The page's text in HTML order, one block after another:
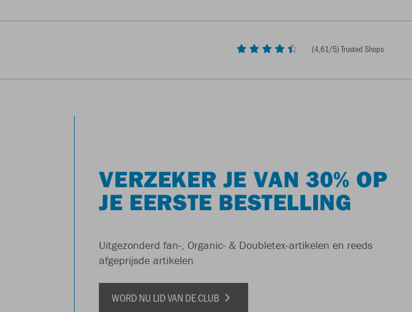
(4,61/5) Trusted Shops
VERZEKER JE VAN 30% OP
JE EERSTE BESTELLING
Uitgezonderd fan-, Organic- & Doubletex-artikelen en reeds
afgeprijsde artikelen
WORD NU LID VAN DE CLUB